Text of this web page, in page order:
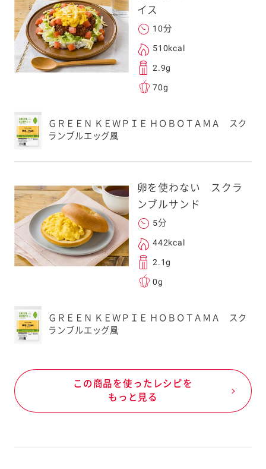
イス
10分
510kcal
2.9g
70g
ＧＲＥＥＮ ＫＥＷＰＩＥ ＨＯＢＯＴＡＭＡ スク
ランブルエッグ風
卵を使わない スクラ
ンブルサンド
5分
442kcal
2.1g
0g
ＧＲＥＥＮ ＫＥＷＰＩＥ ＨＯＢＯＴＡＭＡ スク
ランブルエッグ風
この商品を使ったレシピを
もっと見る